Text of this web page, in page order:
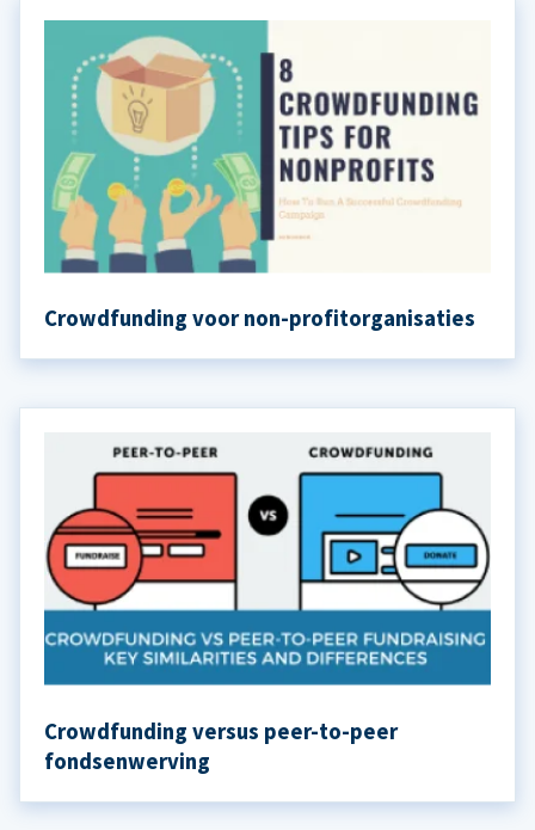
Crowdfunding voor non-profitorganisaties
Crowdfunding versus peer-to-peer
fondsenwerving